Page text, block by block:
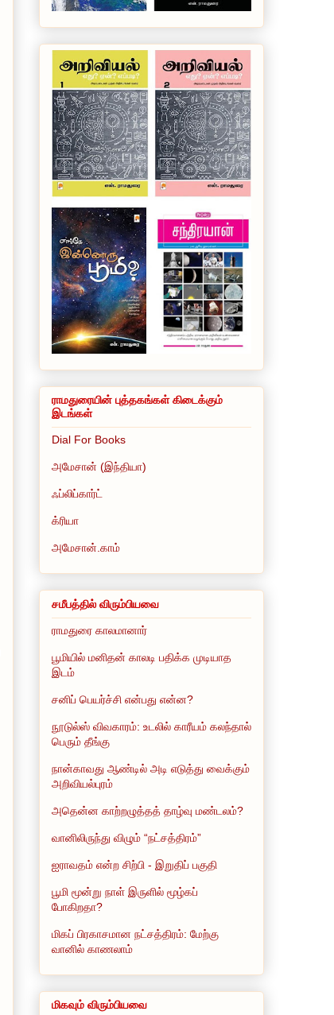
ராமதுரையின் புத்தகங்கள் கிடைக்கும்
இடங்கள்
Dial For Books
அமேசான் (இந்தியா)
ஃப்லிப்கார்ட்
க்ரியா
அமேசான்.காம்
சமீபத்தில் விரும்பியவை
ராமதுரை காலமானார்
பூமியில் மனிதன் காலடி பதிக்க முடியாத
இடம்
சனிப் பெயர்ச்சி என்பது என்ன?
நூடுல்ஸ் விவகாரம்: உடலில் காரீயம் கலந்தால்
பெரும் தீங்கு
நான்காவது ஆண்டில் அடி எடுத்து வைக்கும்
அறிவியல்புரம்
அதென்ன காற்றழுத்தத் தாழ்வு மண்டலம்?
வானிலிருந்து விழும் “நட்சத்திரம்”
ஐராவதம் என்ற சிற்பி - இறுதிப் பகுதி
பூமி மூன்று நாள் இருளில் மூழ்கப்
போகிறதா?
மிகப் பிரகாசமான நட்சத்திரம்: மேற்கு
வானில் காணலாம்
மிகவும் விரும்பியவை